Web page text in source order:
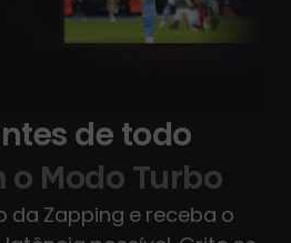
de todo
o Modo Turbo
da Zapping e receba o